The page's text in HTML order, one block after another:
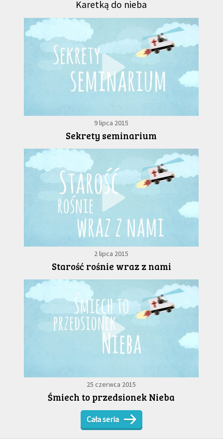
Karetką do nieba
9 lipca 2015
Sekrety seminarium
2 lipca 2015
Starość rośnie wraz z nami
25 czerwca 2015
Śmiech to przedsionek Nieba
Cała seria